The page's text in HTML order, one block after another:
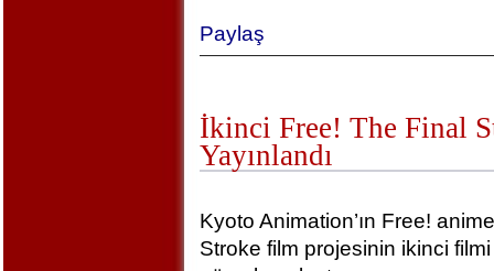
Paylaş
İkinci Free! The Final
Yayınlandı
Kyoto Animation’ın Free!
Stroke film projesinin ikinci